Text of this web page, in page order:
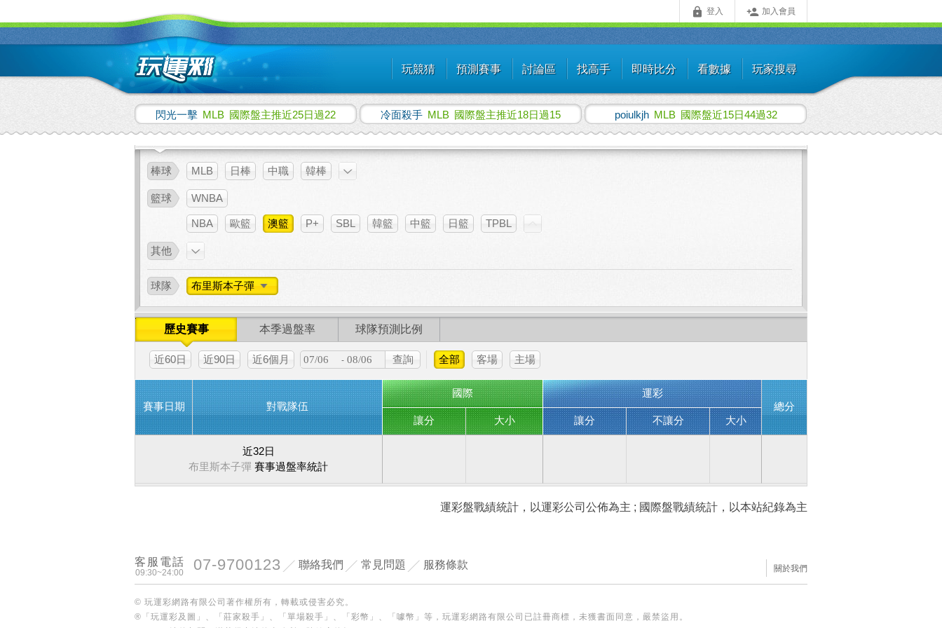
玩競猜 預測賽事 討論區 找高手 即時比分 看數據 玩家搜尋
 登入  加入會員
閃光一擊 MLB 國際盤主推近25日過22 冷面殺手 MLB 國際盤主推近18日過15 poiulkjh MLB 國際盤近15日44過32
棒球 MLB 日棒 中職 韓棒
籃球 WNBA
NBA 歐籃 澳籃 P+ SBL 韓籃 中籃 日籃 TPBL
其他
球隊 布里斯本子彈
歷史賽事 本季過盤率 球隊預測比例
近60日 近90日 近6個月 - 全部 客場 主場
賽事日期 對戰隊伍
國際
運彩
總分
讓分
大小 讓分 不讓分 大小
近32日
布里斯本子彈 賽事過盤率統計
運彩盤戰績統計，以運彩公司公佈為主 ; 國際盤戰績統計，以本站紀錄為主
09:30~24:00
客服電話 07-9700123 聯絡我們 常見問題 服務條款 關於我們
© 玩運彩網路有限公司著作權所有，轉載或侵害必究。
®「玩運彩及圖」、「莊家殺手」、「單場殺手」、「彩幣」、「噱幣」等，玩運彩網路有限公司已註冊商標，未獲書面同意，嚴禁盜用。